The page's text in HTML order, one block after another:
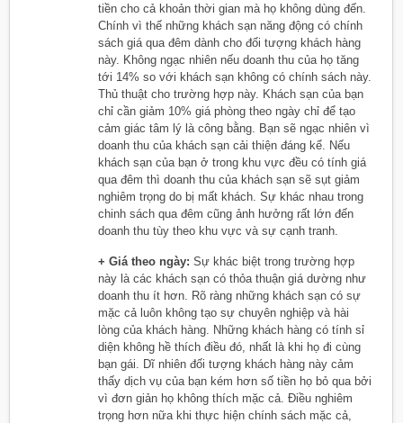
tiền cho cả khoản thời gian mà họ không dùng đến.
Chính vì thế những khách sạn năng động có chính
sách giá qua đêm dành cho đối tượng khách hàng
này. Không ngạc nhiên nếu doanh thu của họ tăng
tới 14% so với khách sạn không có chính sách này.
Thủ thuật cho trường hợp này. Khách sạn của bạn
chỉ cần giảm 10% giá phòng theo ngày chỉ để tạo
cảm giác tâm lý là công bằng. Bạn sẽ ngạc nhiên vì
doanh thu của khách sạn cải thiện đáng kể. Nếu
khách sạn của bạn ở trong khu vực đều có tính giá
qua đêm thì doanh thu của khách sạn sẽ sụt giảm
nghiêm trọng do bị mất khách. Sự khác nhau trong
chinh sách qua đêm cũng ảnh hưởng rất lớn đến
doanh thu tùy theo khu vực và sự cạnh tranh.
+ Giá theo ngày: Sự khác biệt trong trường hợp
này là các khách sạn có thỏa thuận giá dường như
doanh thu ít hơn. Rõ ràng những khách sạn có sự
mặc cả luôn không tạo sự chuyên nghiệp và hài
lòng của khách hàng. Những khách hàng có tính sỉ
diện không hề thích điều đó, nhất là khi họ đi cùng
bạn gái. Dĩ nhiên đối tượng khách hàng này cảm
thấy dịch vụ của bạn kém hơn số tiền họ bỏ qua bởi
vì đơn giản họ không thích mặc cả. Điều nghiêm
trọng hơn nữa khi thực hiện chính sách mặc cả,